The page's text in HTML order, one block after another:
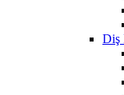
Diş